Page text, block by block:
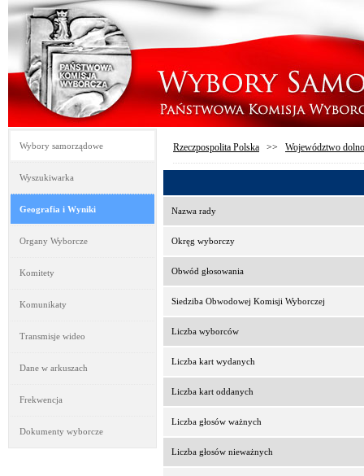
Wybory samorządowe
Wyszukiwarka
Geografia i Wyniki
Organy Wyborcze
Komitety
Komunikaty
Transmisje wideo
Dane w arkuszach
Frekwencja
Dokumenty wyborcze
Rzeczpospolita Polska >> Województwo
Nazwa rady
Okręg wyborczy
Obwód głosowania
Siedziba Obwodowej Komisji Wyborczej
Liczba wyborców
Liczba kart wydanych
Liczba kart oddanych
Liczba głosów ważnych
Liczba głosów nieważnych